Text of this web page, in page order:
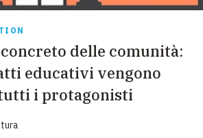
concreto delle comunità:
educativi vengono
i protagonisti